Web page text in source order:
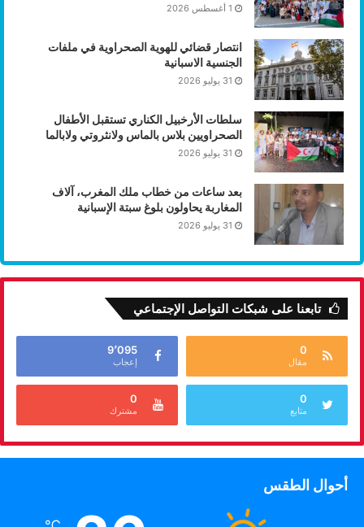
1 أغسطس 2026
انتصار قضائي للهوية الصحراوية في ملفات
الجنسية الاسبانية
31 يوليو 2026
سلطات الأرخبيل الكناري تستقبل الأطفال
الصحراويين بلاس بالماس ولانثروتي ولابالما
31 يوليو 2026
بعد ساعات من خطاب ملك المغرب، آلاف
المغاربة يحاولون بلوغ سبتة الإسبانية
31 يوليو 2026
تابعنا على شبكات التواصل الإجتماعي
0
مقال
9٬095
إعجاب
0
متابع
0
مشترك
أحوال الطقس